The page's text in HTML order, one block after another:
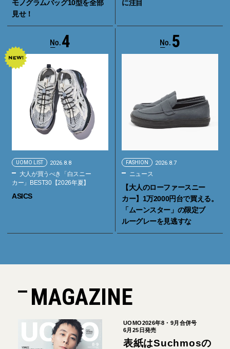
モノグラムバッグ10型を全部
見せ！
に注目
4
UOMO LIST 2026.8.8
大人が買うべき「白スニー
カー」BEST30【2026年夏】
ASICS
5
FASHION 2026.8.7
ニュース
【大人のローファースニー
カー】1万2000円台で買える。
「ムーンスター」の限定ブ
ルーグレーを見逃すな
MAGAZINE
UOMO2026年8・9月合併号
6月25日発売
表紙はSuchmosの